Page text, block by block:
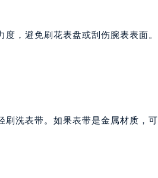
，避免刷花表盘或刮伤腕表表面。
刷洗表带。如果表带是金属材质，可